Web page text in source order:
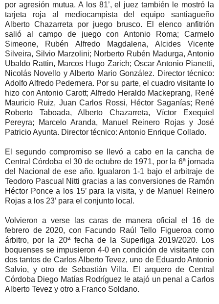
por agresión mutua. A los 81’, el juez también le mostró la
tarjeta roja al mediocampista del equipo santiagueño
Alberto Chazarreta por juego brusco. El elenco anfitrión
salió al campo de juego con Antonio Roma; Carmelo
Simeone, Rubén Alfredo Magdalena, Alcides Vicente
Silveira, Silvio Marzolini; Norberto Rubén Madurga, Antonio
Ubaldo Rattin, Marcos Hugo Zarich; Oscar Antonio Pianetti,
Nicolás Novello y Alberto Mario González. Director técnico:
Adolfo Alfredo Pedernera. Por su parte, el cuadro visitante lo
hizo con Antonio Carott; Alfredo Heraldo Mackeprang, René
Mauricio Ruiz, Juan Carlos Rossi, Héctor Saganías; René
Roberto Taboada, Alberto Chazarreta, Víctor Exequiel
Pereyra; Marcelo Aranda, Manuel Reinero Rojas y José
Patricio Ayunta. Director técnico: Antonio Enrique Collado.
El segundo compromiso se llevó a cabo en la cancha de
Central Córdoba el 30 de octubre de 1971, por la 6ª jornada
del Nacional de ese año. Igualaron 1-1 bajo el arbitraje de
Teodoro Pascual Nitti gracias a las conversiones de Ramón
Héctor Ponce a los 15’ para la visita, y de Manuel Reinero
Rojas a los 23’ para el conjunto local.
Volvieron a verse las caras de manera oficial el 16 de
febrero de 2020, con Facundo Raúl Tello Figueroa como
árbitro, por la 20ª fecha de la Superliga 2019/2020. Los
boquenses se impusieron 4-0 en condición de visitante con
dos tantos de Carlos Alberto Tevez, uno de Eduardo Antonio
Salvio, y otro de Sebastián Villa. El arquero de Central
Córdoba Diego Matías Rodríguez le atajó un penal a Carlos
Alberto Tevez y otro a Franco Soldano.